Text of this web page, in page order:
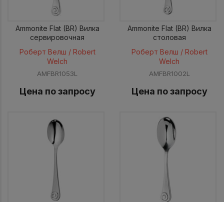
Ammonite Flat (BR) Вилка
сервировочная
Роберт Велш / Robert
Welch
AMFBR1053L
Цена по запросу
Ammonite Flat (BR) Вилка
столовая
Роберт Велш / Robert
Welch
AMFBR1002L
Цена по запросу